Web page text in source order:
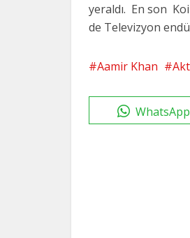
yeraldı. En son
de Televizyon
Aamir Khan
WhatsApp